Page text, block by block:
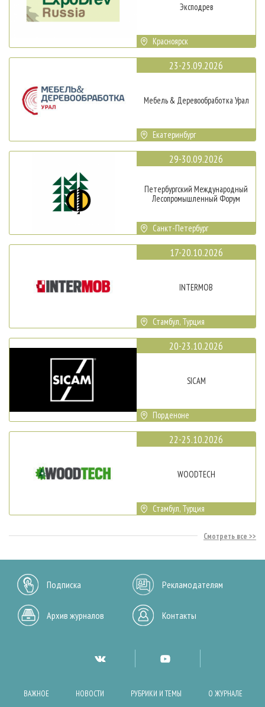
Эксподрев
Красноярск
23-25.09.2026
Мебель & Деревообработка Урал
Екатеринбург
29-30.09.2026
Петербургский Международный
Лесопромышленный Форум
Санкт-Петербург
17-20.10.2026
INTERMOB
Стамбул, Турция
20-23.10.2026
SICAM
Порденоне
22-25.10.2026
WOODTECH
Стамбул, Турция
Смотреть все
Подписка Рекламодателям
Архив журналов Контакты
ВАЖНОЕ НОВОСТИ РУБРИКИ И ТЕМЫ О ЖУРНАЛЕ